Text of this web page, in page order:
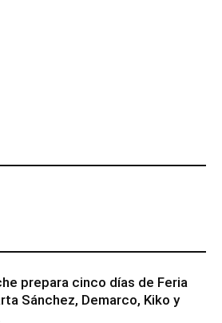
prepara cinco días de Feria
Sánchez, Demarco, Kiko y